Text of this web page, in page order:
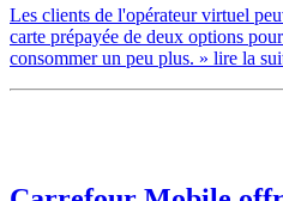
Les clients de l'opérateur virtuel
carte prépayée de deux options
consommer un peu plus. » lire la